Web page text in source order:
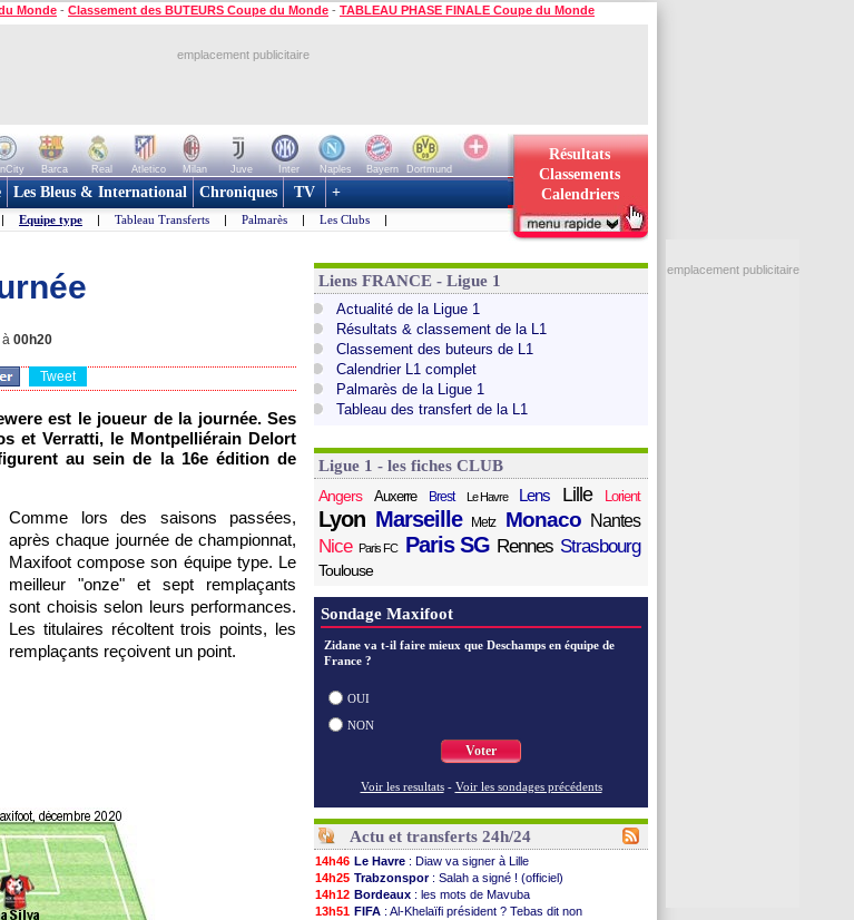
Monde - Classement des BUTEURS Coupe du Monde - TABLEAU PHASE FINALE Coupe du Monde
emplacement publicitaire
Barca Real Atletico Milan Juve Inter Naples Bayern
Dortmund
Résultats
Classements
Calendriers
Les Bleus & International Chroniques TV +
| Equipe type | Tableau Transferts | Palmarès | Les Clubs |
à 00h20
Tweet
est le joueur de la journée. Ses
et Verratti, le Montpelliérain Delort
au sein de la 16e édition de
Comme lors des saisons passées,
après chaque journée de championnat,
Maxifoot compose son équipe type. Le
meilleur "onze" et sept remplaçants
sont choisis selon leurs performances.
Les titulaires récoltent trois points, les
remplaçants reçoivent un point.
Liens FRANCE - Ligue 1
Actualité de la Ligue 1
Résultats & classement de la L1
Classement des buteurs de L1
Calendrier L1 complet
Palmarès de la Ligue 1
Tableau des transfert de la L1
Ligue 1 - les fiches CLUB
Angers
Auxerre Brest Le Havre Lens Lille Lorient
Lyon Marseille Metz Monaco Nantes
Nice Paris FC Paris SG Rennes Strasbourg
Toulouse
Sondage Maxifoot
Zidane va t-il faire mieux que Deschamps en équipe de
France ?
OUI
NON
Voter
Voir les resultats - Voir les sondages précédents
Actu et transferts 24h/24
14h46 Le Havre : Diaw va signer à Lille
14h25 Trabzonspor : Salah a signé ! (officiel)
14h12 Bordeaux : les mots de Mavuba
13h51 FIFA : Al-Khelaïfi président ? Tebas dit non
emplacement publicitaire